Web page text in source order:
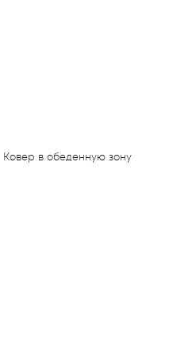
Ковер в обеденную зону